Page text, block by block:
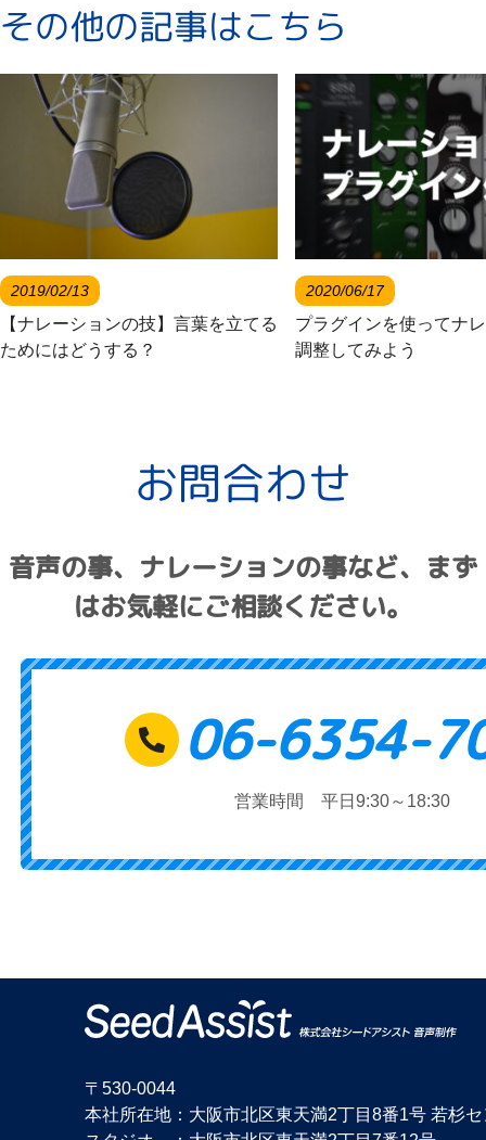
その他の記事はこちら
2019/02/13
【ナレーションの技】言葉を立てる
ためにはどうする？
2020/06/17
プラグインを使ってナ
調整してみよう
お問合わせ
音声の事、ナレーションの事など、まず
はお気軽にご相談ください。
06-6354-
営業時間 平日9:30～18:30
〒530-0044
本社所在地：大阪市北区東天満2丁目8番1号 若杉